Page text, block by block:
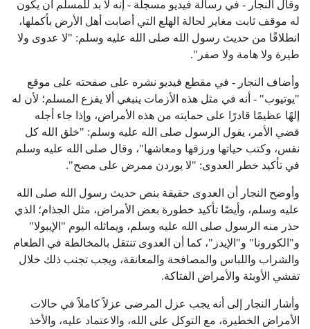
وقال النجار - في رسالة فيديو مسجلة - إنه لا بد للمسلم أن يكون
له موقف ثابت مغاير لحالة الهلع التي أصابت أهل الأرض بأكملها،
انطلاقًا من حديث رسول الله صلى الله عليه وسلم: "لا عدوى ولا
طيرة ولا هامة ولا صفر".
وأضاف النجار - في مقطع فيديو نشره على صفحته على موقع
"يوتيوب" - أنه في مثل هذه الأزمات ينبغي ألا يفزع المسلم؛ لأن له
إلهًا عظيمًا قادرًا على حمايته من هذه الأمراض، وإذا جاء أجله
قضي الأمر، يقول الرسول صلى الله عليه وسلم: "خلق الله كل
نفس، وكتب حياتها ورزقها ومعاشها"، وقال صلى الله عليه وسلم
في تأكيد خطر العدوى: "لا يوردن ممرض على مصح".
وأوضح النجار أن العدوى حقيقة بنص حديث رسول الله صلى الله
عليه وسلم، وأيضًا تأكيد خطورة بعض الأمراض، مثل الجذام؛ الذي
حذر منه الرسول صلى الله عليه وسلم، ويماثله اليوم "الإيبولا"
و"الكورونا" و"الإيدز"، كما أن العدوى تنتقل بالمخالطة في الطعام
والشراب واللباس والمصافحة والمعانقة، ويجب تجنب ذلك خلال
تفشي الأوبئة والأمراض الفتاكة.
وأشار النجار إلى أنه يجب عزل المرضى عزلاً كاملاً في حالات
الأمراض الخطيرة، مع التوكل على الله، والاعتماد عليه، والأخذ